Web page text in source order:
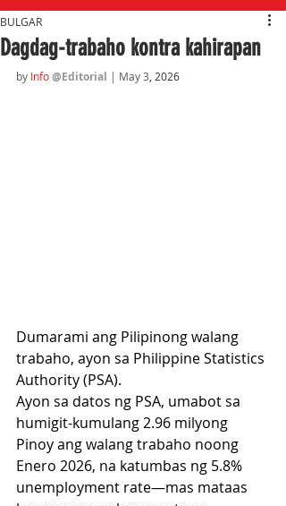
Dagdag-trabaho kontra kahirapan
BULGAR
by Info@Editorial | May 3 , 2026
Dumarami ang Pilipinong walang
trabaho, ayon sa Philippine Statistics
Authority (PSA).
Ayon sa datos ng PSA, umabot sa
humigit-kumulang 2.96 milyong
Pinoy ang walang trabaho noong
Enero 2026, na katumbas ng 5.8%
unemployment rate—mas mataas